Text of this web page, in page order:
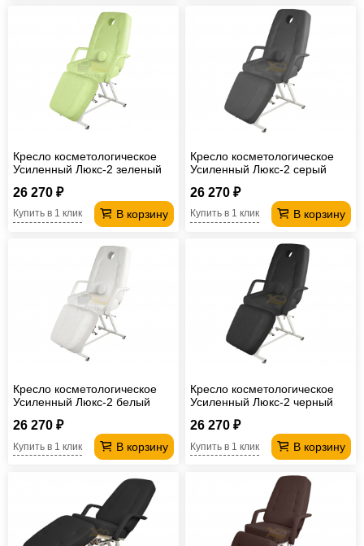
Кресло косметологическое
Усиленный Люкс-2 зеленый
26 270 ₽
В корзину
Купить в 1 клик
Кресло косметологическое
Усиленный Люкс-2 серый
26 270 ₽
В корзину
Купить в 1 клик
Кресло косметологическое
Усиленный Люкс-2 белый
26 270 ₽
В корзину
Купить в 1 клик
Кресло косметологическое
Усиленный Люкс-2 черный
26 270 ₽
В корзину
Купить в 1 клик